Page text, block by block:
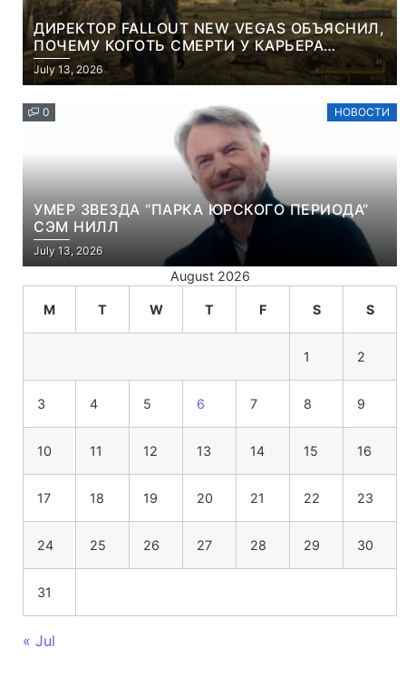
ДИРЕКТОР FALLOUT NEW VEGAS ОБЪЯСНИЛ,
ПОЧЕМУ КОГОТЬ СМЕРТИ У КАРЬЕРА
НАМЕРЕННО СНОСИТ ВАМ ГОЛОВУ
July 13, 2026
0 НОВОСТИ
УМЕР ЗВЕЗДА “ПАРКА ЮРСКОГО ПЕРИОДА”
СЭМ НИЛЛ
July 13, 2026
August 2026
M T W T F S S
1 2
3 4 5 6 7 8 9
10 11 12 13 14 15 16
17 18 19 20 21 22 23
24 25 26 27 28 29 30
31
« Jul